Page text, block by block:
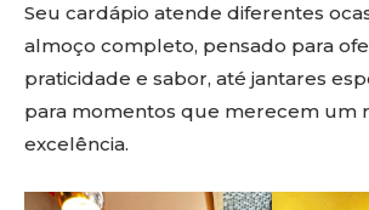
Seu cardápio atende diferentes
almoço completo, pensado para
praticidade e sabor, até jantares
para momentos que merecem um
excelência.